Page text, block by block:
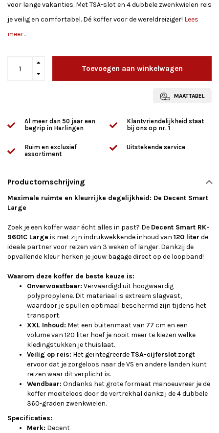
voor lange vakanties. Met TSA-slot en 4 dubbele zwenkwielen reis
je veilig en comfortabel. Dé koffer voor de wereldreiziger! Lees
meer..
Toevoegen aan winkelwagen
MAATTABEL
Al meer dan 50 jaar een
begrip in Harlingen
Klantvriendelijkheid staat
bij ons op nr. 1
Ruim en exclusief
assortiment
Uitstekende service
Productomschrijving
Maximale ruimte en kleurrijke degelijkheid: De Decent Smart
Large
Zoek je een koffer waar écht alles in past? De Decent Smart RK-
9601C Large is met zijn indrukwekkende inhoud van 120 liter de
ideale partner voor reizen van 3 weken of langer. Dankzij de
opvallende kleur herken je jouw bagage direct op de loopband!
Waarom deze koffer de beste keuze is:
Onverwoestbaar: Vervaardigd uit hoogwaardig
polypropylene. Dit materiaal is extreem slagvast,
waardoor je spullen optimaal beschermd zijn tijdens het
transport.
XXL Inhoud: Met een buitenmaat van 77 cm en een
volume van 120 liter hoef je nooit meer te kiezen welke
kledingstukken je thuislaat.
Veilig op reis: Het geïntegreerdeTSA-cijferslot zorgt
ervoor dat je zorgeloos naar de VS en andere landen kunt
reizen waar dit verplicht is.
Wendbaar: Ondanks het grote formaat manoeuvreer je de
koffer moeiteloos door de vertrekhal dankzij de 4 dubbele
360-graden zwenkwielen.
Specificaties:
Merk: Decent